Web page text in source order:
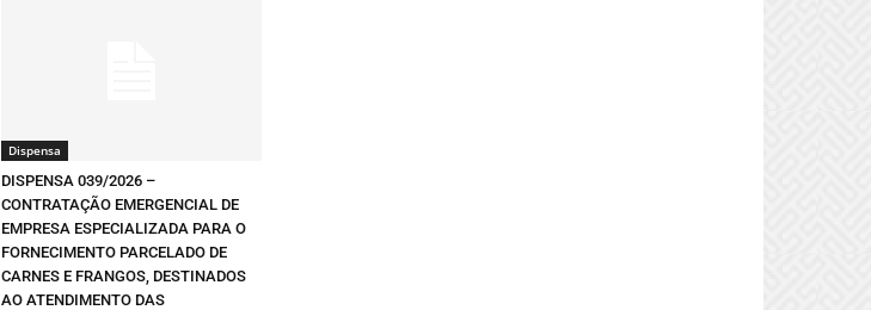
Dispensa
DISPENSA 039/2026 –
CONTRATAÇÃO EMERGENCIAL DE
EMPRESA ESPECIALIZADA PARA O
FORNECIMENTO PARCELADO DE
CARNES E FRANGOS, DESTINADOS
AO ATENDIMENTO DAS